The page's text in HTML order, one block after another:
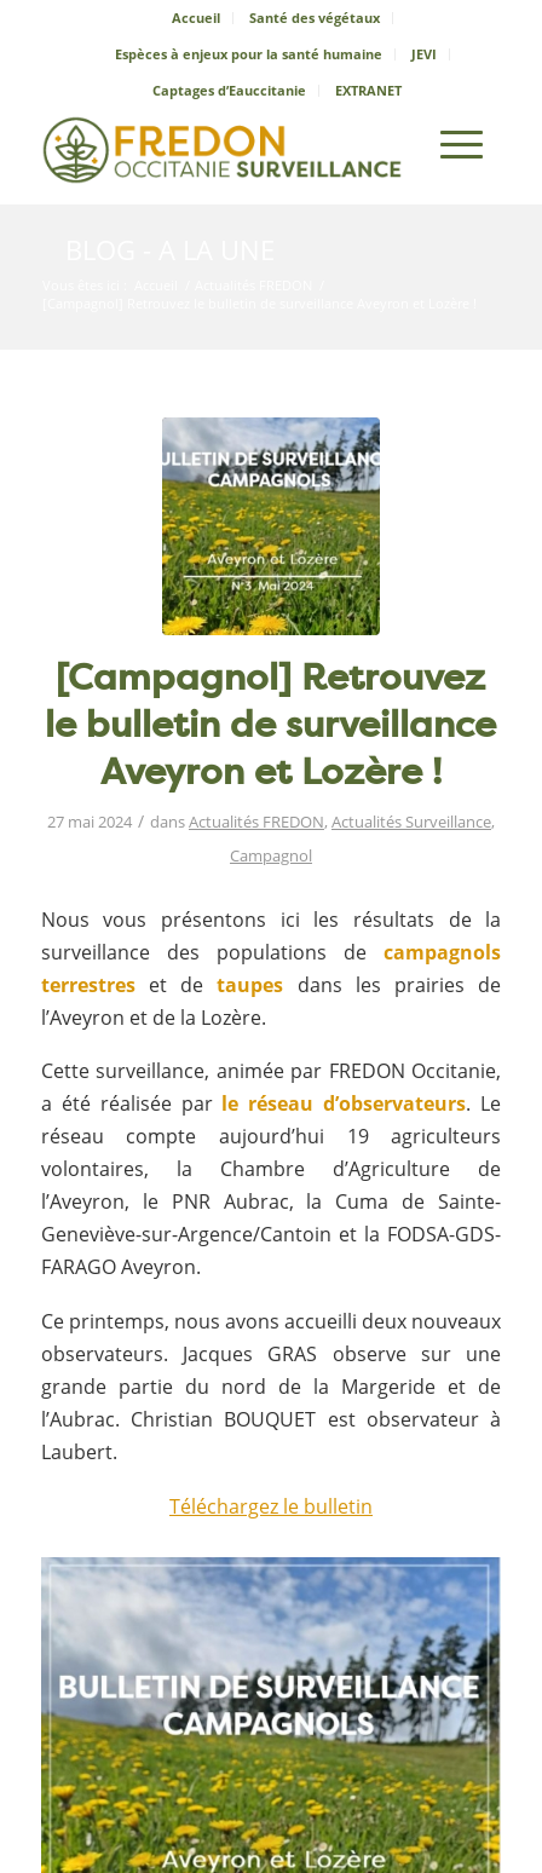
Accueil
Santé des végétaux
Espèces à enjeux pour la santé humaine
JEVI
Captages d’Eauccitanie
EXTRANET
[Campagnol] Retrouvez
le bulletin de surveillance
Aveyron et Lozère !
27 mai 2024 / dansActualités FREDON, Actualités Surveillance,
Campagnol
Nous vous présentons ici les résultats de la
surveillance des populations decampagnols
terrestres et detaupes dans les prairies de
l’Aveyron et de la Lozère.
Cette surveillance, animée par FREDON Occitanie,
a été réalisée par le réseau d’observateurs. Le
réseau compte aujourd’hui 19 agriculteurs
volontaires, la Chambre d’Agriculture de
l’Aveyron, le PNR Aubrac, la Cuma de Sainte-
Geneviève-sur-Argence/Cantoin et la FODSA-GDS-
FARAGO Aveyron.
Ce printemps, nous avons accueilli deux nouveaux
observateurs. Jacques GRAS observe sur une
grande partie du nord de la Margeride et de
l’Aubrac. Christian BOUQUET est observateur à
Laubert.
Téléchargez le bulletin